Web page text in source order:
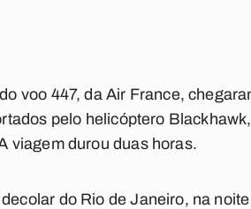
voo 447, da Air France,
pelo helicóptero
viagem durou duas horas.
do Rio de Janeiro, na